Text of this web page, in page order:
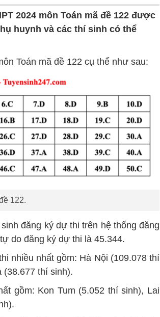
2024 môn Toán mã đề 122 được
huynh và các thí sinh có thể
Toán mã đề 122 cụ thể như sau:
122.
đăng ký dự thi trên hệ thống đăng
do đăng ký dự thi là 45.344.
nhiều nhất gồm: Hà Nội (109.078 thí
(38.677 thí sinh).
gồm: Kon Tum (5.052 thí sinh), Lai